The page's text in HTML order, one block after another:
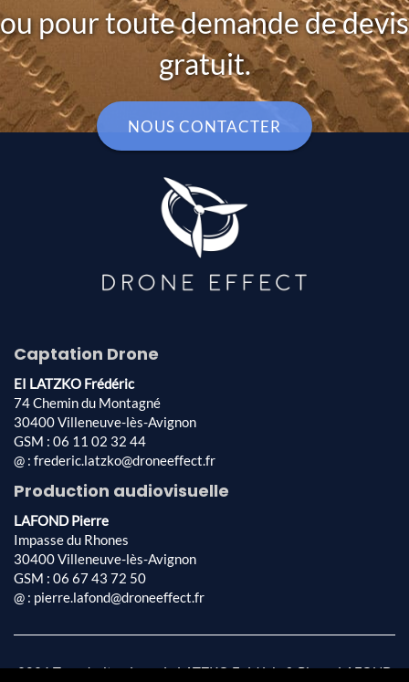
ou pour toute demande de devis
gratuit.
NOUS CONTACTER
Captation Drone
EI LATZKO Frédéric
74 Chemin du Montagné
30400 Villeneuve-lès-Avignon
GSM : 06 11 02 32 44
@ : frederic.latzko@droneeffect.fr
Production audiovisuelle
LAFOND Pierre
Impasse du Rhones
30400 Villeneuve-lès-Avignon
GSM : 06 67 43 72 50
@ : pierre.lafond@droneeffect.fr
2026 Tous droits réservés LATZKO Frédéric & Pierre LAFOND